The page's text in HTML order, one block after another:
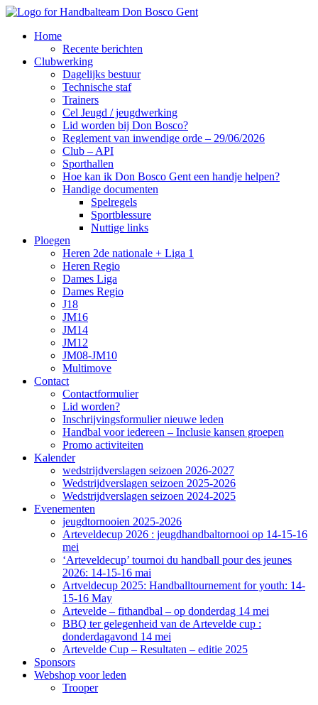
Home
Recente berichten
Clubwerking
Dagelijks bestuur
Technische staf
Trainers
Cel Jeugd / jeugdwerking
Lid worden bij Don Bosco?
Reglement van inwendige orde – 29/06/2026
Club – API
Sporthallen
Hoe kan ik Don Bosco Gent een handje helpen?
Handige documenten
Spelregels
Sportblessure
Nuttige links
Ploegen
Heren 2de nationale + Liga 1
Heren Regio
Dames Liga
Dames Regio
J18
JM16
JM14
JM12
JM08-JM10
Multimove
Contact
Contactformulier
Lid worden?
Inschrijvingsformulier nieuwe leden
Handbal voor iedereen – Inclusie kansen groepen
Promo activiteiten
Kalender
wedstrijdverslagen seizoen 2026-2027
Wedstrijdverslagen seizoen 2025-2026
Wedstrijdverslagen seizoen 2024-2025
Evenementen
jeugdtornooien 2025-2026
Arteveldecup 2026 : jeugdhandbaltornooi op 14-15-16
mei
‘Arteveldecup’ tournoi du handball pour des jeunes
2026: 14-15-16 mai
Artveldecup 2025: Handballtournement for youth: 14-
15-16 May
Artevelde – fithandbal – op donderdag 14 mei
BBQ ter gelegenheid van de Artevelde cup :
donderdagavond 14 mei
Artevelde Cup – Resultaten – editie 2025
Sponsors
Webshop voor leden
Trooper